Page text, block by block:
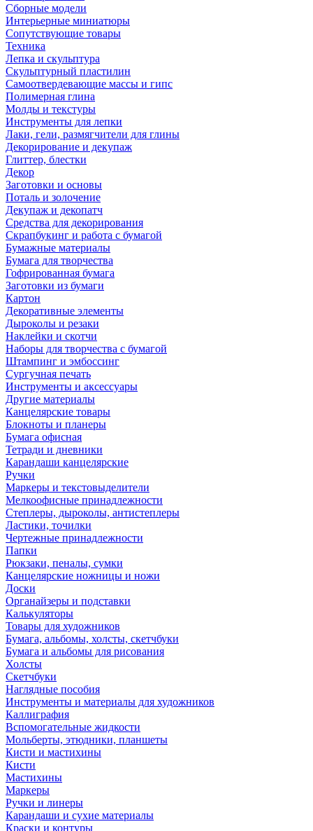
Сборные модели
Интерьерные миниатюры
Сопутствующие товары
Техника
Лепка и скульптура
Скульптурный пластилин
Самоотвердевающие массы и гипс
Полимерная глина
Молды и текстуры
Инструменты для лепки
Лаки, гели, размягчители для глины
Декорирование и декупаж
Глиттер, блестки
Декор
Заготовки и основы
Поталь и золочение
Декупаж и декопатч
Средства для декорирования
Скрапбукинг и работа с бумагой
Бумажные материалы
Бумага для творчества
Гофрированная бумага
Заготовки из бумаги
Картон
Декоративные элементы
Дыроколы и резаки
Наклейки и скотчи
Наборы для творчества с бумагой
Штампинг и эмбоссинг
Сургучная печать
Инструменты и аксессуары
Другие материалы
Канцелярские товары
Блокноты и планеры
Бумага офисная
Тетради и дневники
Карандаши канцелярские
Ручки
Маркеры и текстовыделители
Мелкоофисные принадлежности
Степлеры, дыроколы, антистеплеры
Ластики, точилки
Чертежные принадлежности
Папки
Рюкзаки, пеналы, сумки
Канцелярские ножницы и ножи
Доски
Органайзеры и подставки
Калькуляторы
Товары для художников
Бумага, альбомы, холсты, скетчбуки
Бумага и альбомы для рисования
Холсты
Скетчбуки
Наглядные пособия
Инструменты и материалы для художников
Каллиграфия
Вспомогательные жидкости
Мольберты, этюдники, планшеты
Кисти и мастихины
Кисти
Мастихины
Маркеры
Ручки и линеры
Карандаши и сухие материалы
Краски и контуры